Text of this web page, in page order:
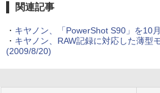
関連記事
・ キヤノン、「PowerShot S90」を10
・ キヤノン、RAW記録に対応した薄型
(2009/8/20)